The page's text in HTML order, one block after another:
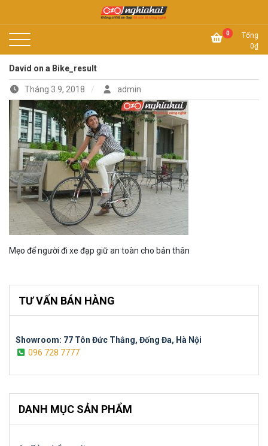
Xe đạp Nhật Nghĩa Hải 0
Tổng
0₫
David on a Bike_result
Tháng 3 9, 2018 admin
Mẹo để người đi xe đạp giữ an toàn cho bản thân
TƯ VẤN BÁN HÀNG
Showroom: 77 Tôn Đức Thắng, Đống Đa, Hà Nội
096 728 7777
DANH MỤC SẢN PHẨM